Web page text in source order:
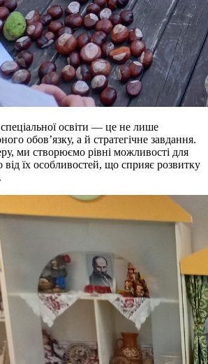
освіти — це не лише
обов’язку, а й стратегічне завдання.
ми створюємо рівні можливості для
від їх особливостей, що сприяє розвитку